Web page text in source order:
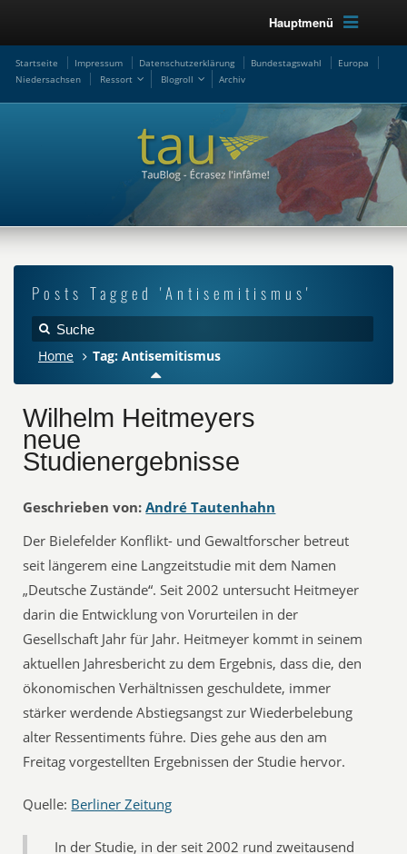
Hauptmenü
Startseite Impressum Datenschutzerklärung Bundestagswahl
Europa
Niedersachsen
Ressort Blogroll Archiv
Posts Tagged 'Antisemitismus'
Home Tag: Antisemitismus
Wilhelm Heitmeyers
neue
Studienergebnisse
Geschrieben von: André Tautenhahn
Der Bielefelder Konflikt- und Gewaltforscher betreut
seit längerem eine Langzeitstudie mit dem Namen
„Deutsche Zustände“. Seit 2002 untersucht Heitmeyer
darin die Entwicklung von Vorurteilen in der
Gesellschaft Jahr für Jahr. Heitmeyer kommt in seinem
aktuellen Jahresbericht zu dem Ergebnis, dass die, den
ökonomischen Verhältnissen geschuldete, immer
stärker werdende Abstiegsangst zur Wiederbelebung
alter Ressentiments führe. Dies gehe aus den am
Freitag vorgestellten Ergebnissen der Studie hervor.
Quelle: Berliner Zeitung
In der Studie, in der seit 2002 rund zweitausend